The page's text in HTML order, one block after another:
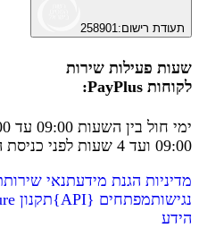
תעודת רישום:
258901
שעות פעילות שירות
לקוחות PayPlus:
09:00 ועד 4 שעות לפני כניסת השבת במספר
מדיניות הגנת מידעתנאי שירות
נגישותמפתחים {
API
}תקנון 3D Secure
הידע